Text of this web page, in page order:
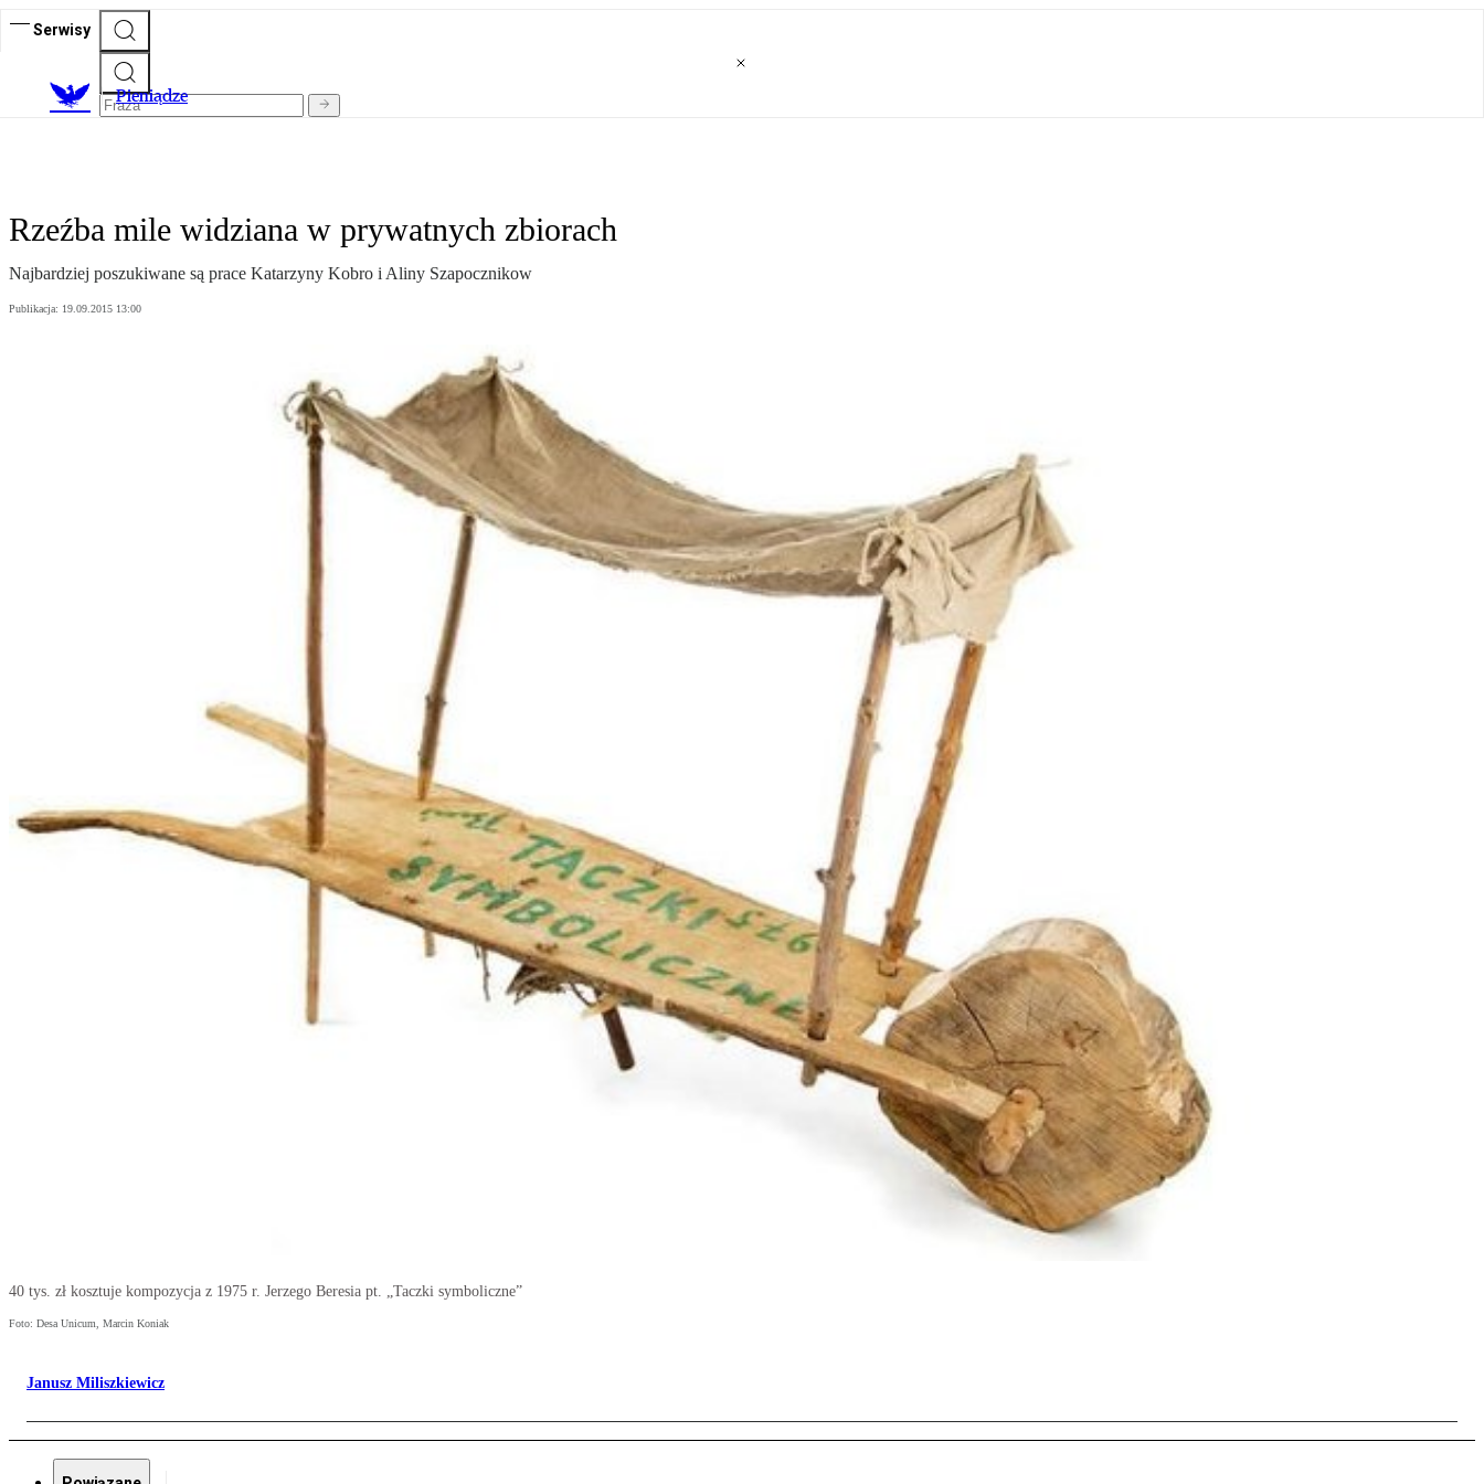
Serwisy
Pieniądze
Rzeźba mile widziana w prywatnych zbiorach
Najbardziej poszukiwane są prace Katarzyny Kobro i Aliny Szapocznikow
Publikacja: 19.09.2015 13:00
40 tys. zł kosztuje kompozycja z 1975 r. Jerzego Beresia pt. „Taczki symboliczne”
Foto: Desa Unicum, Marcin Koniak
Janusz Miliszkiewicz